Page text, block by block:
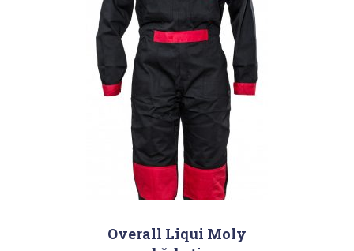
Overall Liqui Moly